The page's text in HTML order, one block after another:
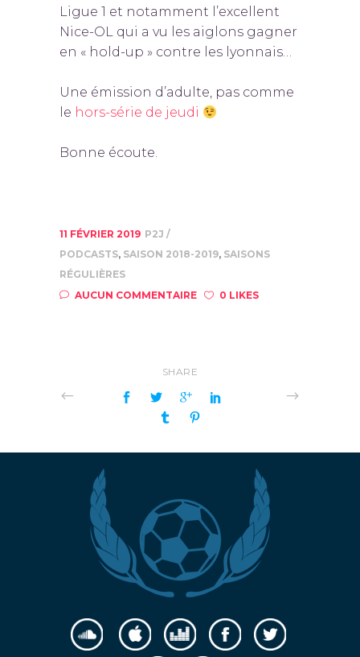
Ligue 1 et notamment l’excellent
Nice-OL qui a vu les aiglons gagner
en « hold-up » contre les lyonnais…
Une émission d’adulte, pas comme
le hors-série de jeudi
Bonne écoute.
11 FÉVRIER 2019 P2J
PODCASTS, SAISON 2018-2019, SAISONS
RÉGULIÈRES
AUCUN COMMENTAIRE
0 LIKES
SHARE